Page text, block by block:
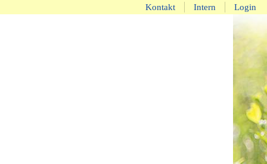
Kontakt Intern Login